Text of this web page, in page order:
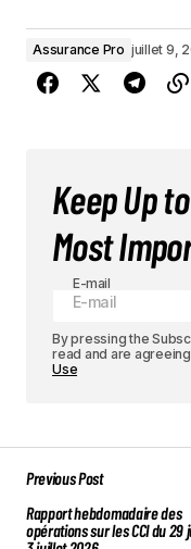
Assurance Pro juillet 9,
Keep Up
Most
E-mail
By pressing the
read and are
Use
Previous Post
Rapport hebdomadaire des
opérations sur les CCI du 29